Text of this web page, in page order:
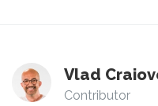
Vlad
Contributor